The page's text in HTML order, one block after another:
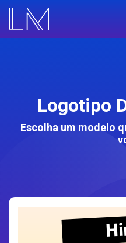
Logotipo
Escolha um modelo